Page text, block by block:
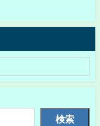
検索